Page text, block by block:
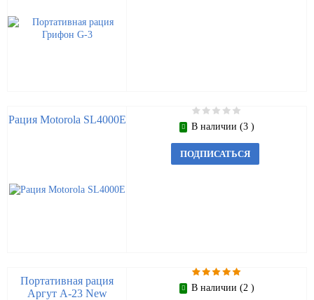
Рация Motorola SL4000E
В наличии (3 )
ПОДПИСАТЬСЯ
Портативная рация
Аргут А-23 New
В наличии (2 )